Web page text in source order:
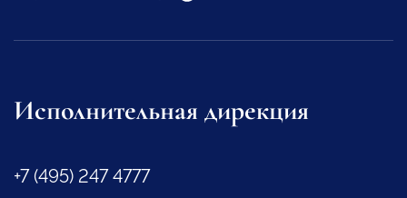
Исполнительная дирекция
+7 (495) 247 4777